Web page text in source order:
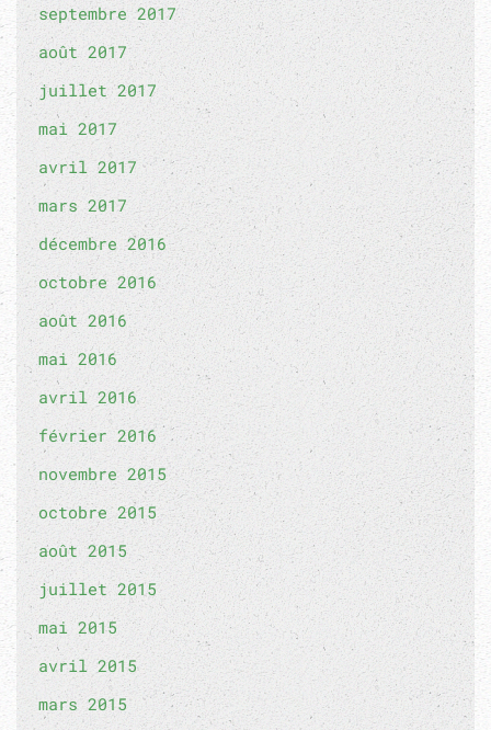
septembre 2017
août 2017
juillet 2017
mai 2017
avril 2017
mars 2017
décembre 2016
octobre 2016
août 2016
mai 2016
avril 2016
février 2016
novembre 2015
octobre 2015
août 2015
juillet 2015
mai 2015
avril 2015
mars 2015